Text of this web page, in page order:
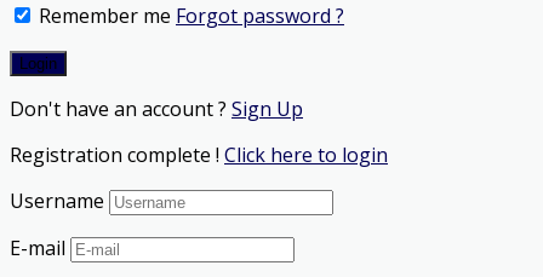
Remember me Forgot password ?
Don't have an account ? Sign Up
Registration complete ! Click here to login
Username
E-mail